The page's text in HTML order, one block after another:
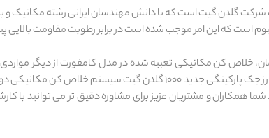
محصولات شرکت گلدن گیت است که با دانش مهندسان ایرانی رشته
است که این امر موجب شده است در برابر رطوبت مقاومت بالایی
خلاص کن مکانیکی تعبیه شده در مدل کامفورت از دیگر
از ویژگی بارز جک پارکینگی جدید 1000 گلدن گیت سیستم
شما همکاران و مشتریان عزیز برای مشاوره دقیق تر می توانید با